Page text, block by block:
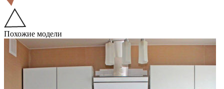
Похожие модели